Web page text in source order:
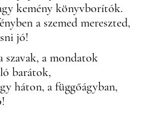
kemény könyvborítók.
a szemed mereszted,
jó!
szavak, a mondatok
barátok,
háton, a függőágyban,